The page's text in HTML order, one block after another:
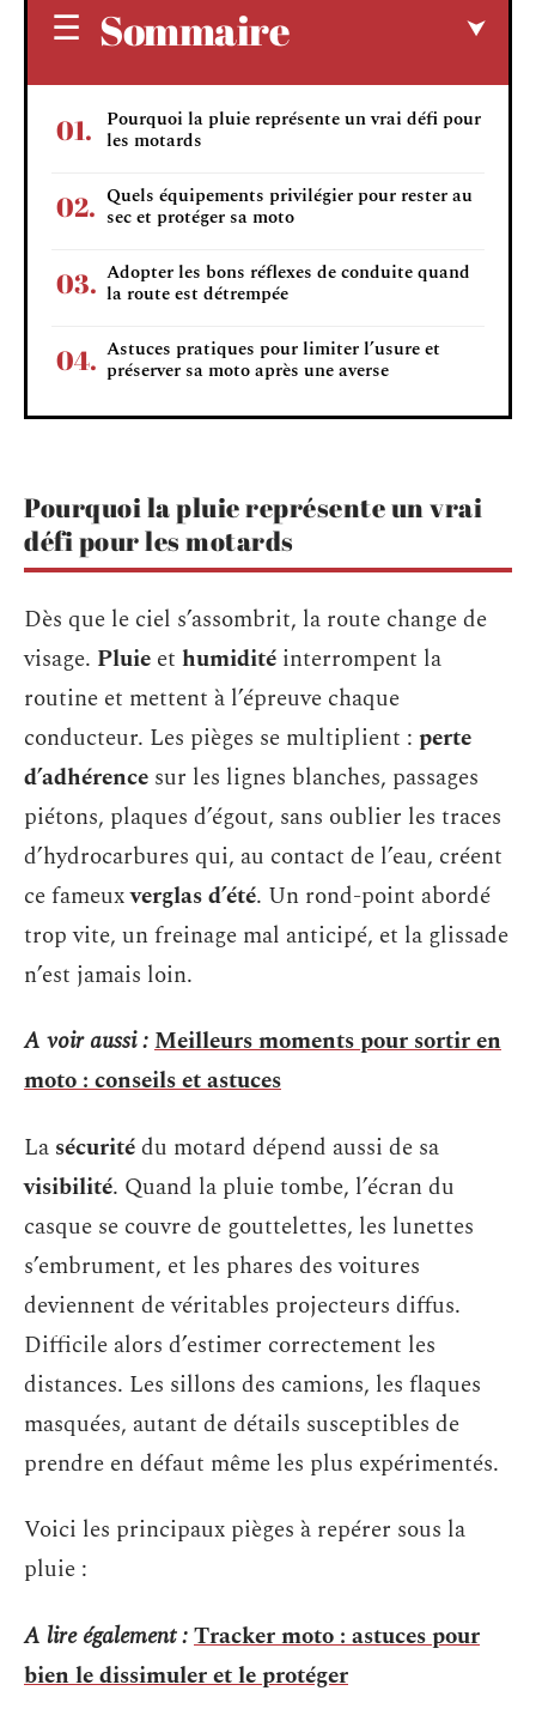
Sommaire
Pourquoi la pluie représente un vrai défi pour
les motards
Quels équipements privilégier pour rester au
sec et protéger sa moto
Adopter les bons réflexes de conduite quand
la route est détrempée
Astuces pratiques pour limiter l’usure et
préserver sa moto après une averse
Pourquoi la pluie représente un vrai
défi pour les motards
Dès que le ciel s’assombrit, la route change de
visage. Pluie et humidité interrompent la
routine et mettent à l’épreuve chaque
conducteur. Les pièges se multiplient : perte
d’adhérence sur les lignes blanches, passages
piétons, plaques d’égout, sans oublier les traces
d’hydrocarbures qui, au contact de l’eau, créent
ce fameuxverglas d’été. Un rond-point abordé
trop vite, un freinage mal anticipé, et la glissade
n’est jamais loin.
A voir aussi :Meilleurs moments pour sortir en
moto : conseils et astuces
La sécuritédu motard dépend aussi de sa
visibilité. Quand la pluie tombe, l’écran du
casque se couvre de gouttelettes, les lunettes
s’embrument, et les phares des voitures
deviennent de véritables projecteurs diffus.
Difficile alors d’estimer correctement les
distances. Les sillons des camions, les flaques
masquées, autant de détails susceptibles de
prendre en défaut même les plus expérimentés.
Voici les principaux pièges à repérer sous la
pluie :
A lire également :Tracker moto : astuces pour
bien le dissimuler et le protéger